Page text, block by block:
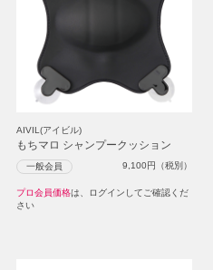
AIVIL(アイビル)
もちマロ シャンプークッション
一般会員 9,100円（税別）
プロ会員価格は、ログインしてご確認くだ
さい